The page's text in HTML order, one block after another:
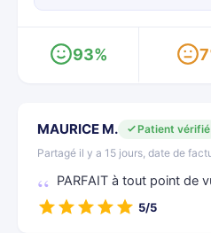
93%
MAURICE M.
Patient vérifié
Partagé il y a 15 jours, date de
PARFAIT à tout point de
5/5